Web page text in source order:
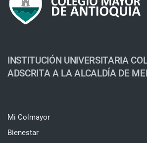
INSTITUCIÓN UNIVERSITARIA
ADSCRITA A LA ALCALDÍA DE
Mi Colmayor
Bienestar